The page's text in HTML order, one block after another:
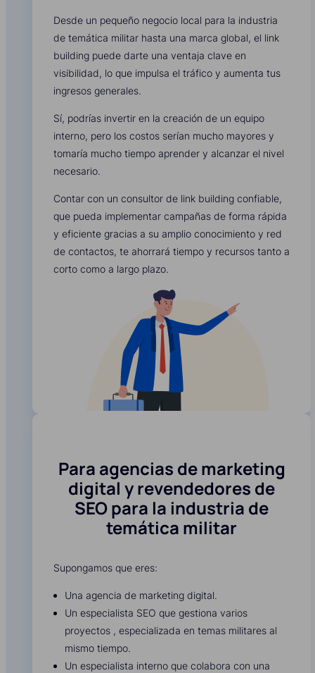
Desde un pequeño negocio local para la industria
de temática militar hasta una marca global, el link
building puede darte una ventaja clave en
visibilidad, lo que impulsa el tráfico y aumenta tus
ingresos generales.
Sí, podrías invertir en la creación de un equipo
interno, pero los costos serían mucho mayores y
tomaría mucho tiempo aprender y alcanzar el nivel
necesario.
Contar con un consultor de link building confiable,
que pueda implementar campañas de forma rápida
y eficiente gracias a su amplio conocimiento y red
de contactos, te ahorrará tiempo y recursos tanto a
corto como a largo plazo.
Para agencias de marketing
digital y revendedores de
SEO para la industria de
temática militar
Supongamos que eres:
Una agencia de marketing digital.
Un especialista SEO que gestiona varios
proyectos , especializada en temas militares al
mismo tiempo.
Un especialista interno que colabora con una